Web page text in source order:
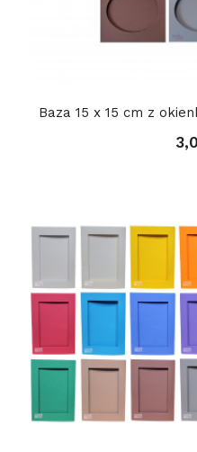
Baza 15 x 15 cm z